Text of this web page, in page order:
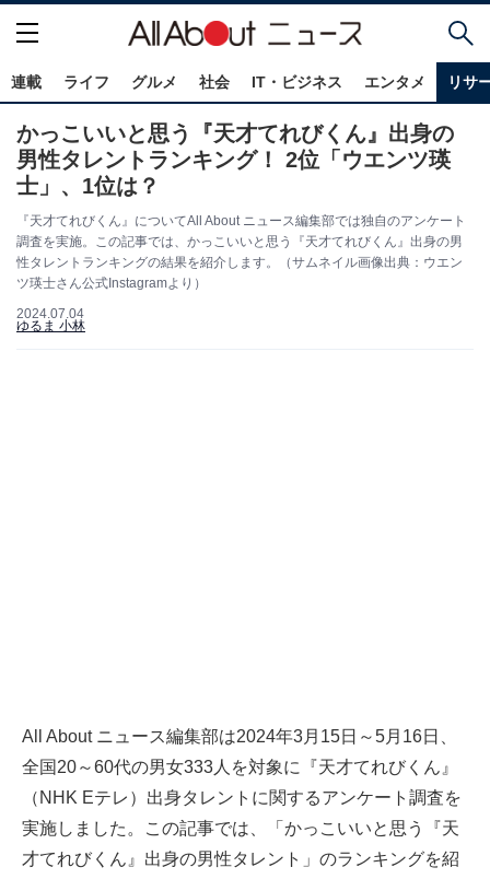
連載 ライフ グルメ 社会 IT・ビジネス エンタメ リサ
かっこいいと思う『天才てれびくん』出身の
男性タレントランキング！ 2位「ウエンツ瑛
士」、1位は？
『天才てれびくん』についてAll About ニュース編集部では独自のアンケート
調査を実施。この記事では、かっこいいと思う『天才てれびくん』出身の男
性タレントランキングの結果を紹介します。（サムネイル画像出典：ウエン
ツ瑛士さん公式Instagramより）
2024.07.04
ゆるま 小林
All About ニュース編集部は2024年3月15日～5月16日、
全国20～60代の男女333人を対象に『天才てれびくん』
（NHK Eテレ）出身タレントに関するアンケート調査を
実施しました。この記事では、「かっこいいと思う『天
才てれびくん』出身の男性タレント」のランキングを紹